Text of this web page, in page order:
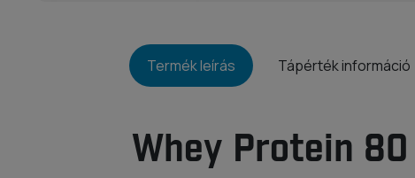
Termék leírás Tápérték információ
Whey Protein 80